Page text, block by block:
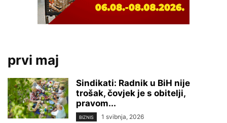
prvi maj
Sindikati: Radnik u BiH nije
trošak, čovjek je s obitelji,
pravom...
BIZNIS 1 svibnja, 2026